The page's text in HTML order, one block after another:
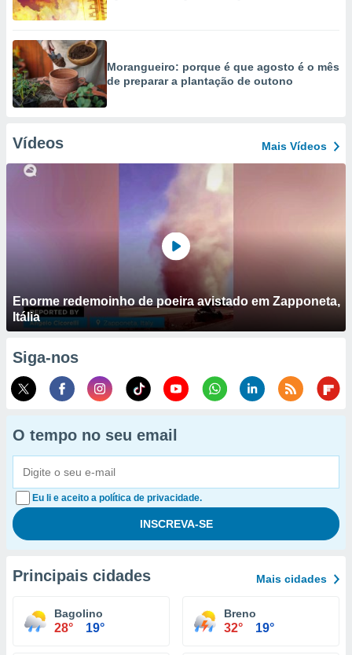
Morangueiro: porque é que agosto é o mês
de preparar a plantação de outono
Vídeos Mais Vídeos
Enorme redemoinho de poeira avistado em Zapponeta,
Itália
Siga-nos
O tempo no seu email
Eu li e aceito a política de privacidade.
Principais cidades Mais cidades
Bagolino
28° 19°
Breno
32° 19°